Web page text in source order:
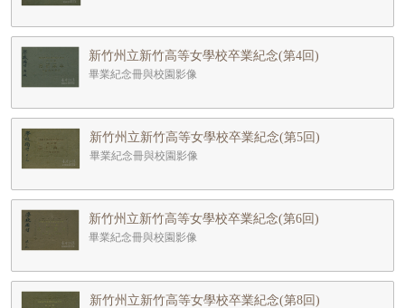
新竹州立新竹高等女學校卒業紀念(第4回)
畢業紀念冊與校園影像
新竹州立新竹高等女學校卒業紀念(第5回)
畢業紀念冊與校園影像
新竹州立新竹高等女學校卒業紀念(第6回)
畢業紀念冊與校園影像
新竹州立新竹高等女學校卒業紀念(第8回)